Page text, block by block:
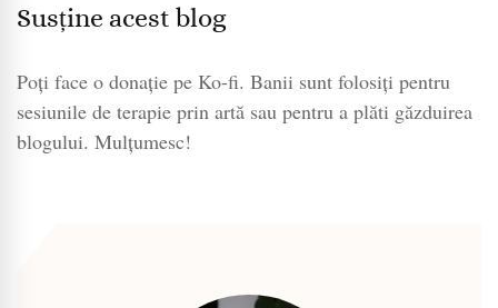
Susține acest blog
Poți face o donație pe Ko-fi. Banii sunt folosiți pentru
sesiunile de terapie prin artă sau pentru a plăti găzduirea
blogului. Mulțumesc!